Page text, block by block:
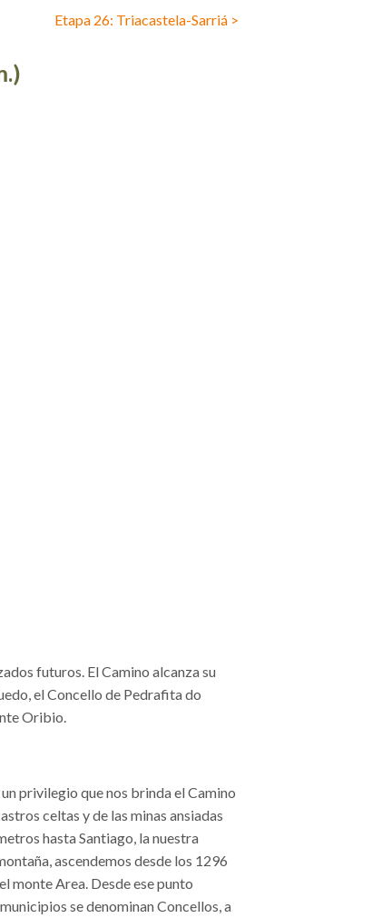
Etapa 26: Triacastela-Sarriá >
futuros. El Camino alcanza su
el Concello de Pedrafita do
Oribio.
privilegio que nos brinda el Camino
celtas y de las minas ansiadas
hasta Santiago, la nuestra
ascendemos desde los 1296
monte Area. Desde ese punto
se denominan Concellos, a